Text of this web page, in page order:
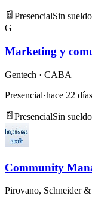
PresencialSin sueldo
G
Marketing y
Gentech · CABA
Presencial·hace 22 días
PresencialSin sueldo
Community
Pirovano, Schneider